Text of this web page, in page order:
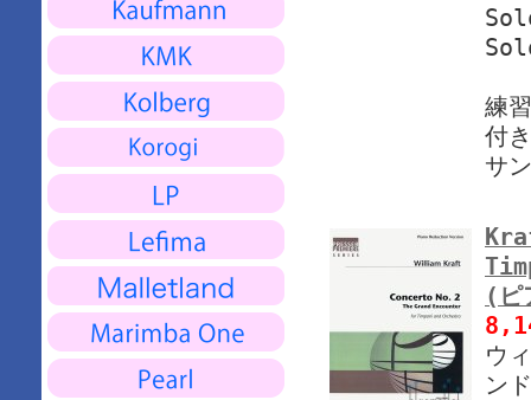
練
付き
サ
(ピ
ウ
ン